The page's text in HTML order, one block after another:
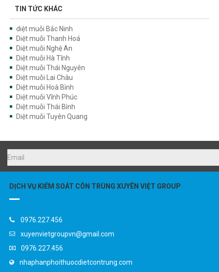
TIN TỨC KHÁC
diệt muỗi Bắc Ninh
Diệt muỗi Thanh Hoá
Diệt muỗi Nghệ An
Diệt muỗi Hà Tĩnh
Diệt muỗi Thái Nguyên
Diệt muỗi Lai Châu
Diệt muỗi Hoà Bình
Diệt muỗi Vĩnh Phúc
Diệt muỗi Thái Bình
Diệt muỗi Tuyên Quang
DỊCH VỤ KIỂM SOÁT CÔN TRÙNG XUYÊN VIỆT GROUP
0976.227.456
xuyenvietgroupvn@gmail.com
0976.227.456
nhaphanphoithuocdietcontrung.com